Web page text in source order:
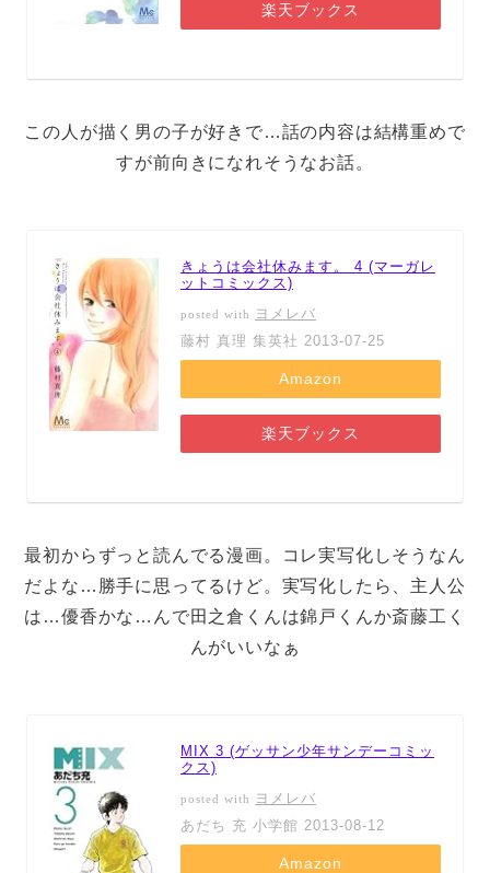
楽天ブックス
この人が描く男の子が好きで…話の内容は結構重めで
すが前向きになれそうなお話。
きょうは会社休みます。 4 (マーガレ
ットコミックス)
posted with
ヨメレバ
藤村 真理 集英社 2013-07-25
Amazon
楽天ブックス
最初からずっと読んでる漫画。コレ実写化しそうなん
だよな…勝手に思ってるけど。実写化したら、主人公
は…優香かな…んで田之倉くんは錦戸くんか斎藤工く
んがいいなぁ
MIX 3 (ゲッサン少年サンデーコミッ
クス)
posted with
ヨメレバ
あだち 充 小学館 2013-08-12
Amazon